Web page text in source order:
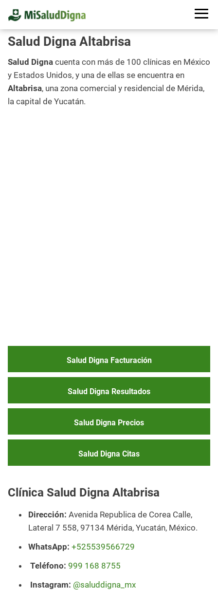
Salud Digna Altabrisa
Salud Digna cuenta con más de 100 clínicas en México
y Estados Unidos, y una de ellas se encuentra en
Altabrisa, una zona comercial y residencial de Mérida,
la capital de Yucatán.
Salud Digna Facturación
Salud Digna Resultados
Salud Digna Precios
Salud Digna Citas
Clínica Salud Digna Altabrisa
Dirección: Avenida Republica de Corea Calle,
Lateral 7 558, 97134 Mérida, Yucatán, México.
WhatsApp: +525539566729
Teléfono: 999 168 8755
Instagram: @saluddigna_mx